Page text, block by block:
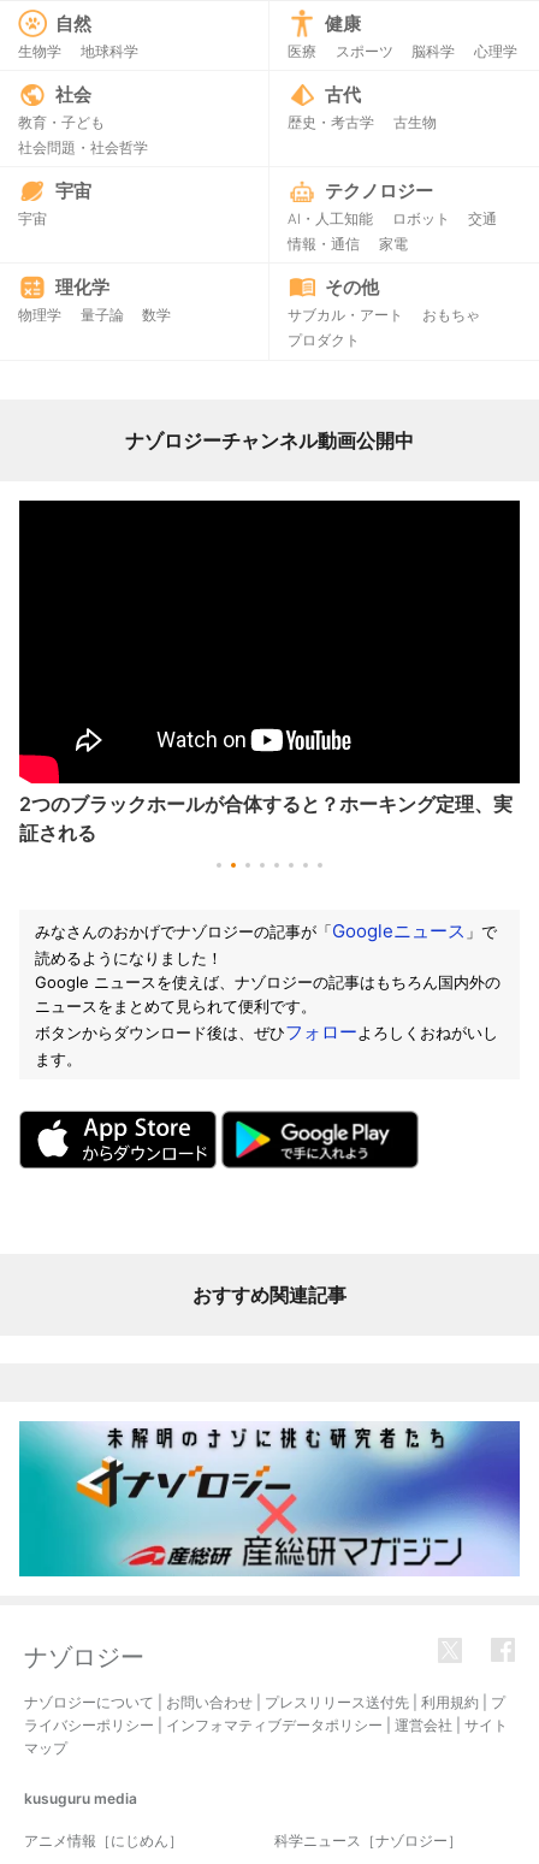
自然
生物学 地球科学
健康
医療 スポーツ 脳科学 心理学
社会
教育・子ども
社会問題・社会哲学
古代
歴史・考古学 古生物
宇宙
宇宙
テクノロジー
AI・人工知能 ロボット
交通
情報・通信
家電
理化学
物理学 量子論 数学
その他
サブカル・アート
おもちゃ
プロダクト
ナゾロジーチャンネル動画公開中
2つのブラックホールが合体すると？ホーキング定理、実
証される
みなさんのおかげでナゾロジーの記事が「Googleニュース 」で
読めるようになりました！
Google ニュースを使えば、ナゾロジーの記事はもちろん国内外の
ニュースをまとめて見られて便利です。
ボタンからダウンロード後は、ぜひフォローよろしくおねがいし
ます。
おすすめ関連記事
ナゾロジー
ナゾロジーについて お問い合わせ プレスリリース送付先 利用規約
プ
ライバシーポリシー
インフォマティブデータポリシー 運営会社
サイト
マップ
kusuguru media
アニメ情報［にじめん］ 科学ニュース［ナゾロジー］